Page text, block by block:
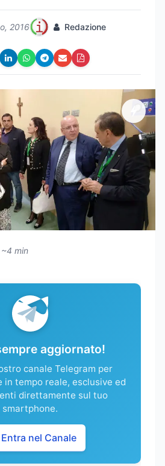
2016 Redazione
min
aggiornato!
canale Telegram per
in tempo reale, esclusive ed
direttamente sul tuo
smartphone.
Entra nel Canale